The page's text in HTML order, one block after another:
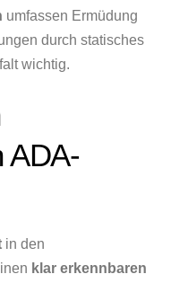
umfassen Ermüdung
durch statisches
wichtig.
ADA-
in den
klar erkennbaren